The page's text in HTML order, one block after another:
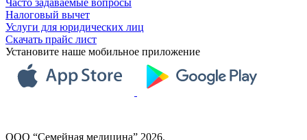
Налоговый вычет
Услуги для юридических лиц
Скачать прайс лист
Установите наше мобильное приложение
ООО “Семейная медицина” 2026.